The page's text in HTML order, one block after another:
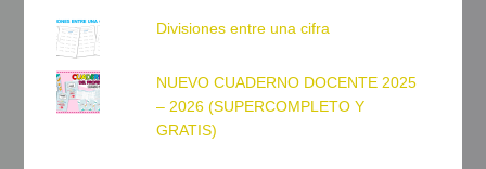
Divisiones entre una cifra
NUEVO CUADERNO DOCENTE 2025
– 2026 (SUPERCOMPLETO Y
GRATIS)